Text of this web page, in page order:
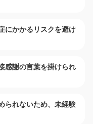
にかかるリスクを避け
感謝の言葉を掛けられ
られないため、未経験